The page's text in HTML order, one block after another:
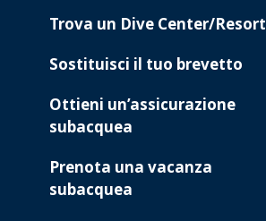
PADI
Trova un Dive Center/Resort
Sostituisci il tuo brevetto
Ottieni un’assicurazione
subacquea
Prenota una vacanza
subacquea